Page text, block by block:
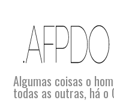
Algumas coisas o
todas as outras, há o